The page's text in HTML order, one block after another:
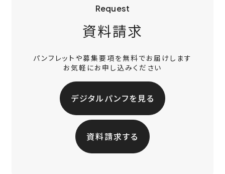
Request
資料請求
パンフレットや募集要項を無料でお届けします
お気軽にお申し込みください
デジタルパンフを見る
資料請求する